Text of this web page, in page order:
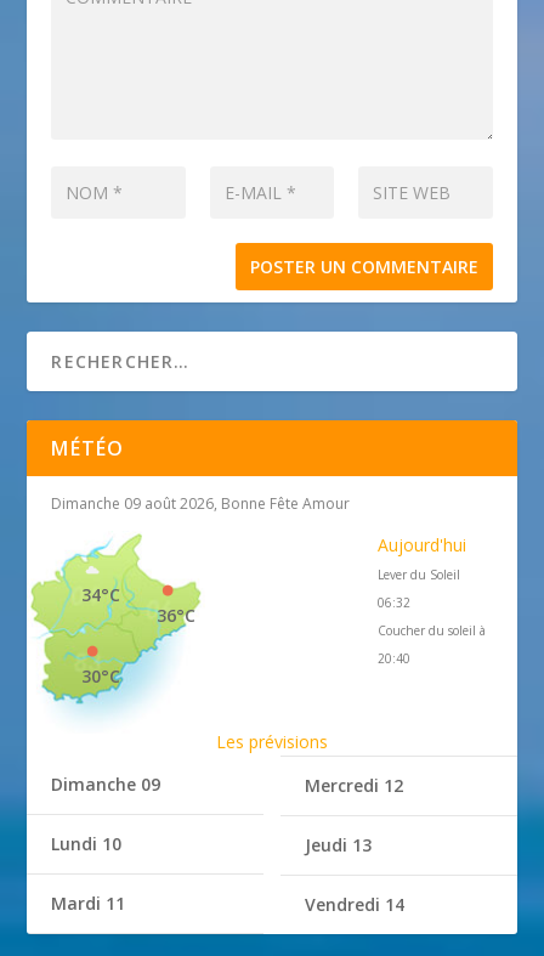
MÉTÉO
Dimanche 09 août 2026, Bonne Fête Amour
36°C
34°C
30°C
Aujourd'hui
Lever du Soleil
06:32
Coucher du soleil à
20:40
Les prévisions
Dimanche 09
Lundi 10
Mardi 11
Mercredi 12
Jeudi 13
Vendredi 14